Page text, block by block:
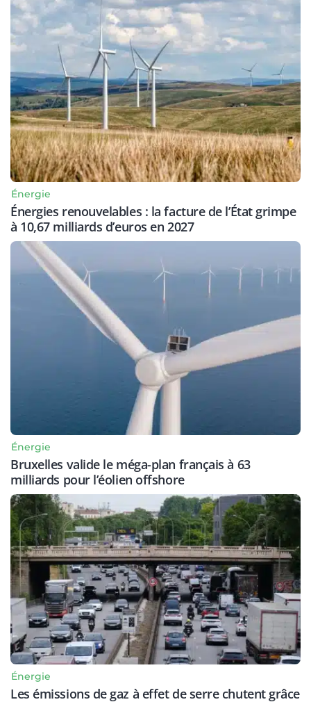
Énergie
Énergies renouvelables : la facture de l’État grimpe
à 10,67 milliards d’euros en 2027
Énergie
Bruxelles valide le méga-plan français à 63
milliards pour l’éolien offshore
Énergie
Les émissions de gaz à effet de serre chutent grâce